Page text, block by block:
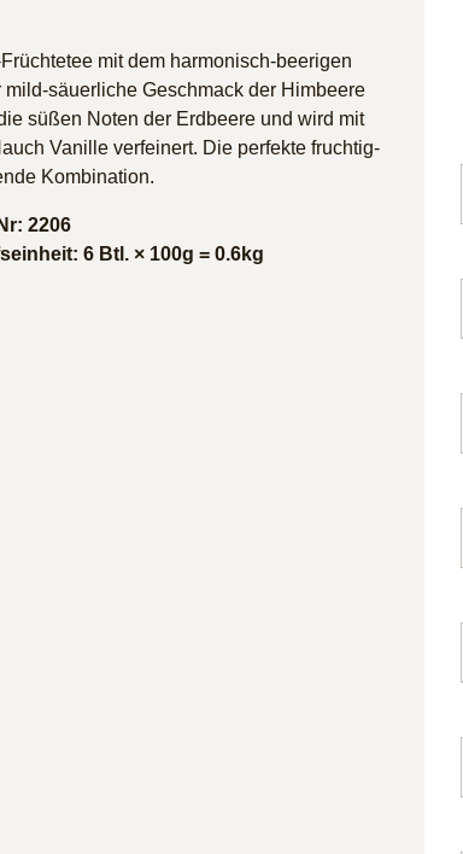
mit dem harmonisch-beerigen
mild-säuerliche Geschmack der Himbeere
süßen Noten der Erdbeere und wird mit
Vanille verfeinert. Die perfekte fruchtig-
Kombination.
2206
6 Btl. × 100g = 0.6kg